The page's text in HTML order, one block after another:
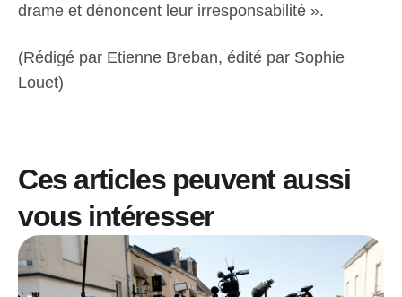
drame et dénoncent leur irresponsabilité ».
(Rédigé par Etienne Breban, édité par Sophie
Louet)
Ces articles peuvent aussi
vous intéresser